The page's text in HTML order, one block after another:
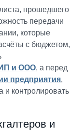
прошедшего
передачи
которые
с бюджетом,
ИП и ООО, а перед
предприятия,
и контролировать
и